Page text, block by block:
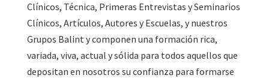
Clínicos, Técnica, Primeras Entrevistas y Seminarios
Clínicos, Artículos, Autores y Escuelas, y nuestros
Grupos Balint y componen una formación rica,
variada, viva, actual y sólida para todos aquellos que
depositan en nosotros su confianza para formarse